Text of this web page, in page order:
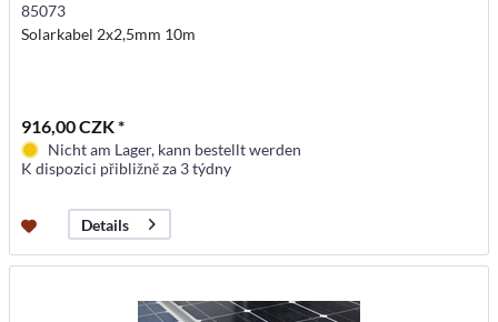
85073
Solarkabel 2x2,5mm 10m
916,00 CZK *
Nicht am Lager, kann bestellt werden
K dispozici přibližně za 3 týdny
Details